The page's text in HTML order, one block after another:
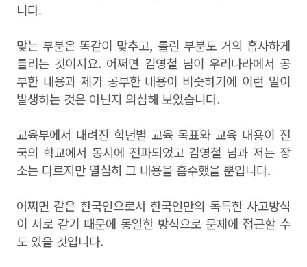
니다.
맞는 부분은 똑같이 맞추고, 틀린 부분도 거의 흡사하게
틀리는 것이지요. 어쩌면 김영철 님이 우리나라에서 공
부한 내용과 제가 공부한 내용이 비슷하기에 이런 일이
발생하는 것은 아닌지 의심해 보았습니다.
교육부에서 내려진 학년별 교육 목표와 교육 내용이 전
국의 학교에서 동시에 전파되었고 김영철 님과 저는 장
소는 다르지만 열심히 그 내용을 흡수했을 뿐입니다.
어쩌면 같은 한국인으로서 한국인만의 독특한 사고방식
이 서로 같기 때문에 동일한 방식으로 문제에 접근할 수
도 있을 것입니다.